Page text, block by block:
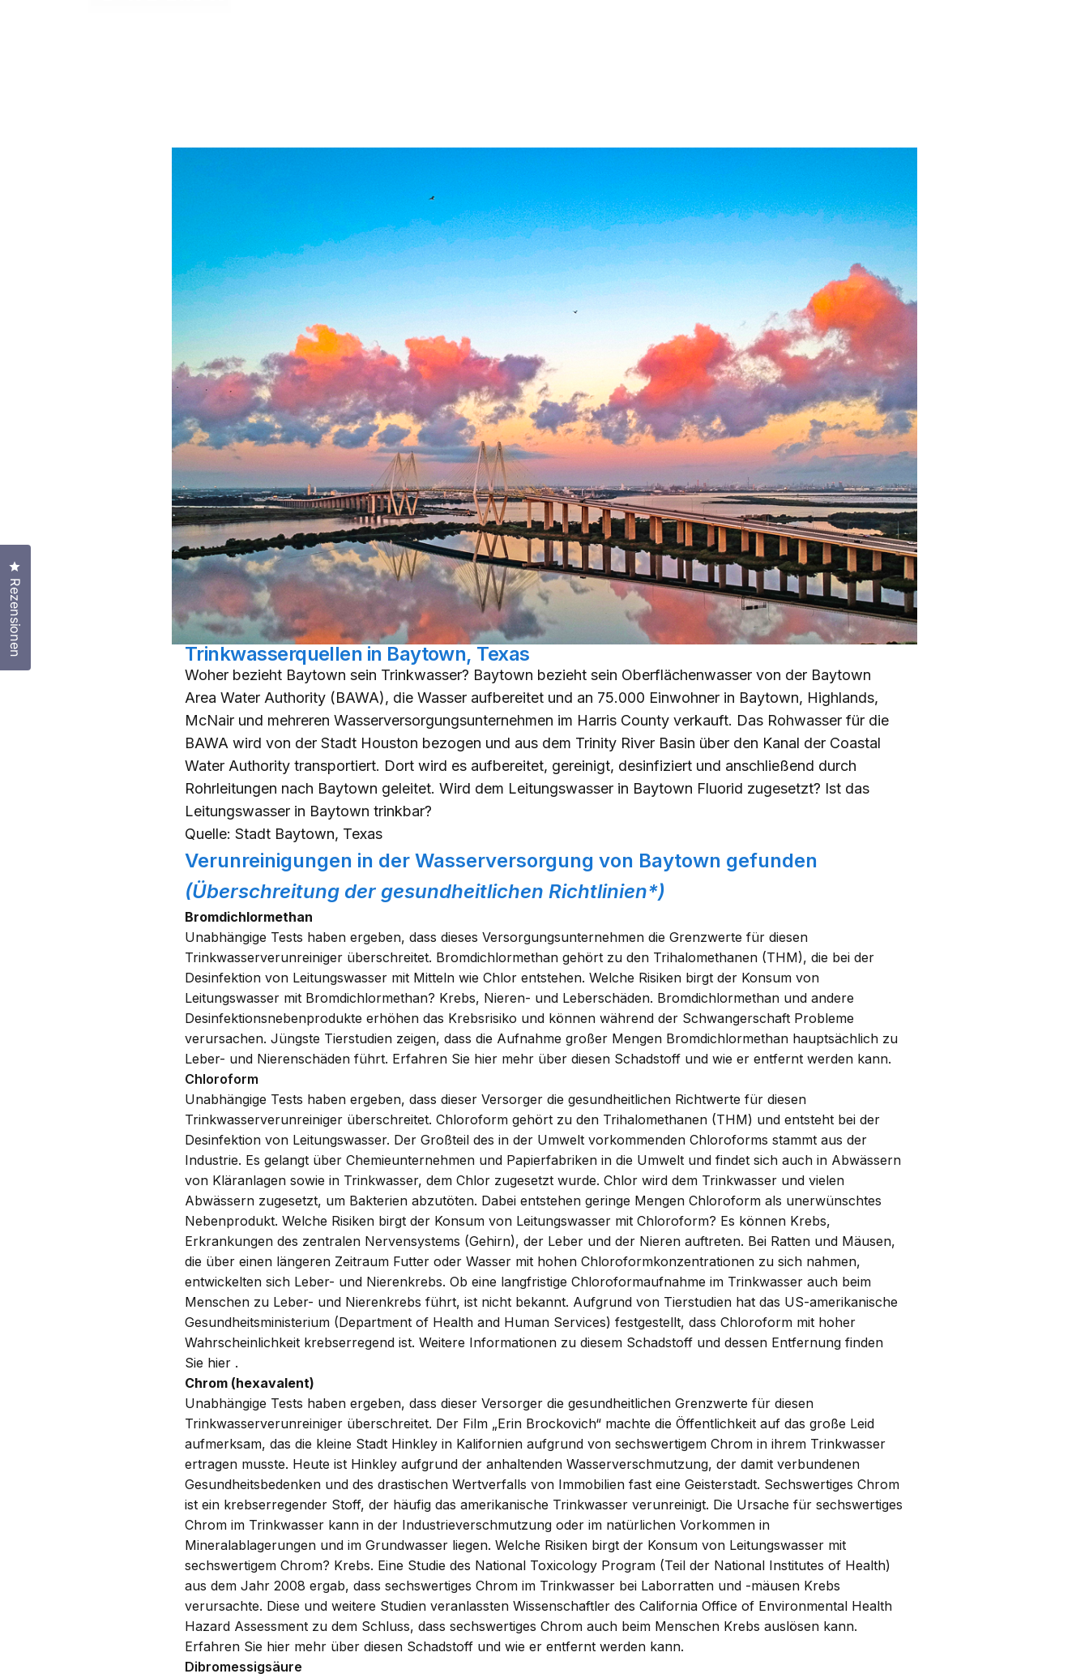
Trinkwasserquellen in Baytown, Texas
Woher bezieht Baytown sein Trinkwasser? Baytown bezieht sein Oberflächenwasser von der Baytown
Area Water Authority (BAWA), die Wasser aufbereitet und an 75.000 Einwohner in Baytown, Highlands,
McNair und mehreren Wasserversorgungsunternehmen im Harris County verkauft. Das Rohwasser für die
BAWA wird von der Stadt Houston bezogen und aus dem Trinity River Basin über den Kanal der Coastal
Water Authority transportiert. Dort wird es aufbereitet, gereinigt, desinfiziert und anschließend durch
Rohrleitungen nach Baytown geleitet. Wird dem Leitungswasser in Baytown Fluorid zugesetzt? Ist das
Leitungswasser in Baytown trinkbar?
Quelle: Stadt Baytown, Texas
Verunreinigungen in der Wasserversorgung von Baytown gefunden
(Überschreitung der gesundheitlichen Richtlinien*)
Bromdichlormethan
Unabhängige Tests haben ergeben, dass dieses Versorgungsunternehmen die Grenzwerte für diesen
Trinkwasserverunreiniger überschreitet. Bromdichlormethan gehört zu den Trihalomethanen (THM), die bei der
Desinfektion von Leitungswasser mit Mitteln wie Chlor entstehen. Welche Risiken birgt der Konsum von
Leitungswasser mit Bromdichlormethan? Krebs, Nieren- und Leberschäden. Bromdichlormethan und andere
Desinfektionsnebenprodukte erhöhen das Krebsrisiko und können während der Schwangerschaft Probleme
verursachen. Jüngste Tierstudien zeigen, dass die Aufnahme großer Mengen Bromdichlormethan hauptsächlich zu
Leber- und Nierenschäden führt. Erfahren Sie hier mehr über diesen Schadstoff und wie er entfernt werden kann.
Chloroform
Unabhängige Tests haben ergeben, dass dieser Versorger die gesundheitlichen Richtwerte für diesen
Trinkwasserverunreiniger überschreitet. Chloroform gehört zu den Trihalomethanen (THM) und entsteht bei der
Desinfektion von Leitungswasser. Der Großteil des in der Umwelt vorkommenden Chloroforms stammt aus der
Industrie. Es gelangt über Chemieunternehmen und Papierfabriken in die Umwelt und findet sich auch in Abwässern
von Kläranlagen sowie in Trinkwasser, dem Chlor zugesetzt wurde. Chlor wird dem Trinkwasser und vielen
Abwässern zugesetzt, um Bakterien abzutöten. Dabei entstehen geringe Mengen Chloroform als unerwünschtes
Nebenprodukt. Welche Risiken birgt der Konsum von Leitungswasser mit Chloroform? Es können Krebs,
Erkrankungen des zentralen Nervensystems (Gehirn), der Leber und der Nieren auftreten. Bei Ratten und Mäusen,
die über einen längeren Zeitraum Futter oder Wasser mit hohen Chloroformkonzentrationen zu sich nahmen,
entwickelten sich Leber- und Nierenkrebs. Ob eine langfristige Chloroformaufnahme im Trinkwasser auch beim
Menschen zu Leber- und Nierenkrebs führt, ist nicht bekannt. Aufgrund von Tierstudien hat das US-amerikanische
Gesundheitsministerium (Department of Health and Human Services) festgestellt, dass Chloroform mit hoher
Wahrscheinlichkeit krebserregend ist. Weitere Informationen zu diesem Schadstoff und dessen Entfernung finden
Sie hier .
Chrom (hexavalent)
Unabhängige Tests haben ergeben, dass dieser Versorger die gesundheitlichen Grenzwerte für diesen
Trinkwasserverunreiniger überschreitet. Der Film „Erin Brockovich“ machte die Öffentlichkeit auf das große Leid
aufmerksam, das die kleine Stadt Hinkley in Kalifornien aufgrund von sechswertigem Chrom in ihrem Trinkwasser
ertragen musste. Heute ist Hinkley aufgrund der anhaltenden Wasserverschmutzung, der damit verbundenen
Gesundheitsbedenken und des drastischen Wertverfalls von Immobilien fast eine Geisterstadt. Sechswertiges Chrom
ist ein krebserregender Stoff, der häufig das amerikanische Trinkwasser verunreinigt. Die Ursache für sechswertiges
Chrom im Trinkwasser kann in der Industrieverschmutzung oder im natürlichen Vorkommen in
Mineralablagerungen und im Grundwasser liegen. Welche Risiken birgt der Konsum von Leitungswasser mit
sechswertigem Chrom? Krebs. Eine Studie des National Toxicology Program (Teil der National Institutes of Health)
aus dem Jahr 2008 ergab, dass sechswertiges Chrom im Trinkwasser bei Laborratten und -mäusen Krebs
verursachte. Diese und weitere Studien veranlassten Wissenschaftler des California Office of Environmental Health
Hazard Assessment zu dem Schluss, dass sechswertiges Chrom auch beim Menschen Krebs auslösen kann.
Erfahren Sie hier mehr über diesen Schadstoff und wie er entfernt werden kann.
Dibromessigsäure
Rezensionen
Klicken Sie, um den Bewertungsdialog zu öffnen